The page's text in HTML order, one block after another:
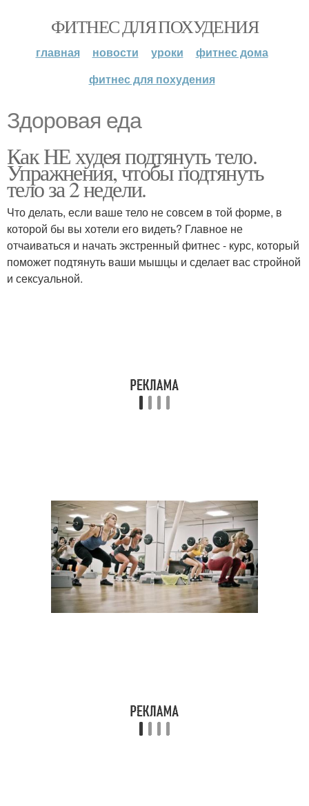
ФИТНЕС ДЛЯ ПОХУДЕНИЯ
главная новости уроки
фитнес дома
фитнес для похудения
Здоровая еда
Как НЕ худея подтянуть тело.
Упражнения, чтобы подтянуть
тело за 2 недели.
Что делать, если ваше тело не совсем в той форме, в
которой бы вы хотели его видеть? Главное не
отчаиваться и начать экстренный фитнес - курс, который
поможет подтянуть ваши мышцы и сделает вас стройной
и сексуальной.